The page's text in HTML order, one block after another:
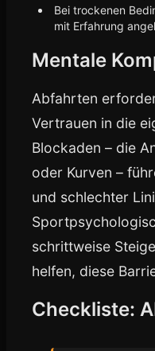
Bei trockenen
mit Erfahrung
Mentale
Abfahrten
Vertrauen in die
Blockaden – die
oder Kurven –
und schlechter
schrittweise
helfen, diese
Checkliste: